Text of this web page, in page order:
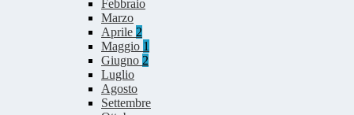
Febbraio
Marzo
Aprile 2
Maggio 1
Giugno 2
Luglio
Agosto
Settembre